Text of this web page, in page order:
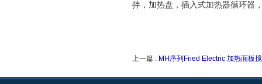
拌，加热盘，插入式加热器循环器
上一篇 : MH序列Fried Electric 加热面板